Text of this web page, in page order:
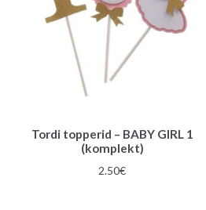
Tordi topperid – BABY GIRL 1
(komplekt)
2.50€